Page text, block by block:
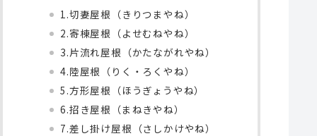
1.切妻屋根（きりつまやね）
2.寄棟屋根（よせむねやね）
3.片流れ屋根（かたながれやね）
4.陸屋根（りく・ろくやね）
5.方形屋根（ほうぎょうやね）
6.招き屋根（まねきやね）
7.差し掛け屋根（さしかけやね）